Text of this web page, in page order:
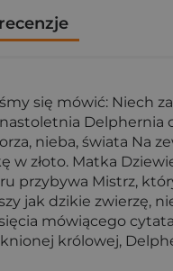
się mówić: Niech
Delphernia
nieba, świata Na
w złoto. Matka
przybywa Mistrz,
jak dzikie zwierzę,
mówiącego
królowej,